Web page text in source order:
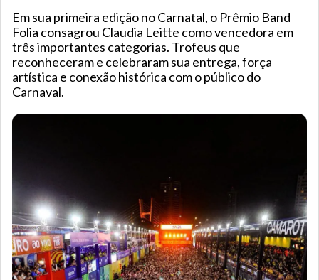
Em sua primeira edição no Carnatal, o Prêmio Band
Folia consagrou Claudia Leitte como vencedora em
três importantes categorias. Trofeus que
reconheceram e celebraram sua entrega, força
artística e conexão histórica com o público do
Carnaval.